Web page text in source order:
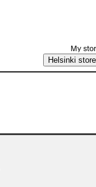
My
Helsinki store